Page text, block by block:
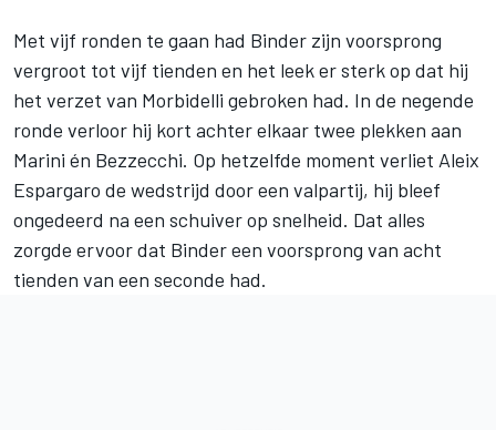
Met vijf ronden te gaan had Binder zijn voorsprong
vergroot tot vijf tienden en het leek er sterk op dat hij
het verzet van Morbidelli gebroken had. In de negende
ronde verloor hij kort achter elkaar twee plekken aan
Marini én Bezzecchi. Op hetzelfde moment verliet Aleix
Espargaro de wedstrijd door een valpartij, hij bleef
ongedeerd na een schuiver op snelheid. Dat alles
zorgde ervoor dat Binder een voorsprong van acht
tienden van een seconde had.